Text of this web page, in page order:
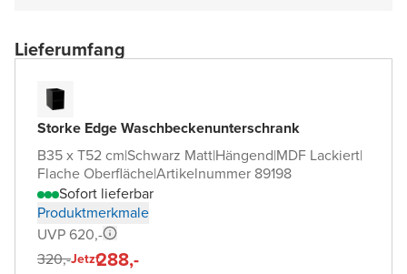
Lieferumfang
Storke Edge Waschbeckenunterschrank
B35 x T52 cm|Schwarz Matt|Hängend|MDF Lackiert|
Flache Oberfläche|Artikelnummer 89198
Sofort lieferbar
Produktmerkmale
UVP 620,-
320,-Jetzt288,-